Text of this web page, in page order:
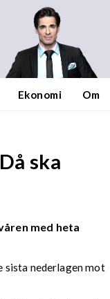
Ekonomi Om
ska
med heta
sista nederlagen mot